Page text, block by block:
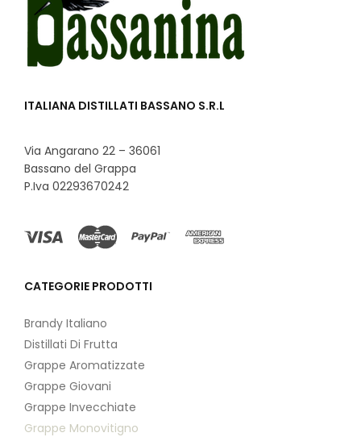
ITALIANA DISTILLATI BASSANO S.R.L
Via Angarano 22 – 36061
Bassano del Grappa
P.Iva 02293670242
CATEGORIE PRODOTTI
Brandy Italiano
Distillati Di Frutta
Grappe Aromatizzate
Grappe Giovani
Grappe Invecchiate
Grappe Monovitigno